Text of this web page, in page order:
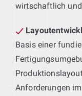
wirtschaftlich
Basis einer
Anforderungen